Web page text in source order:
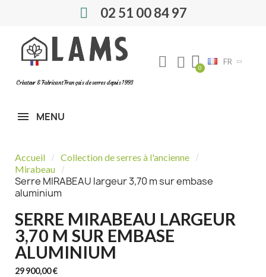
02 51 00 84 97
Créateur & Fabricant Français de serres depuis 1993
FR
MENU
Accueil
Collection de serres à l'ancienne
Mirabeau
Serre MIRABEAU largeur 3,70 m sur embase
aluminium
SERRE MIRABEAU LARGEUR
3,70 M SUR EMBASE
ALUMINIUM
29 900,00 €